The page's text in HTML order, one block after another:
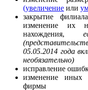
(увеличение или
закрытие
изменение их
нахождения,
05.05.2014 года
необязательно)
исправление
изменение иных
фирмы